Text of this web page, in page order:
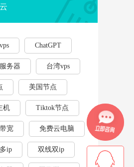
ChatGPT
务器 台湾vps
美国节点
机 Tiktok节点
宽 免费云电脑
ip 双线双ip